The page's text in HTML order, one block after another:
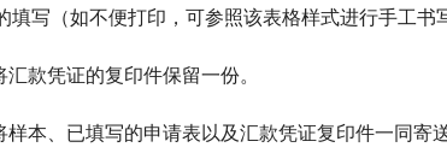
写（如不便打印，可参照该表格样式进行手工书
款凭证的复印件保留一份。
本、已填写的申请表以及汇款凭证复印件一同寄